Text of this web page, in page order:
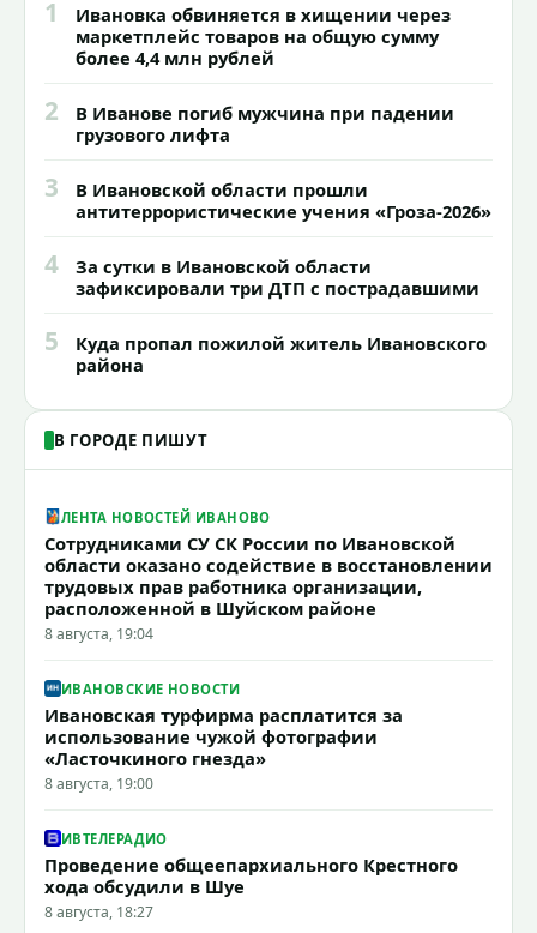
1
Ивановка обвиняется в хищении через
маркетплейс товаров на общую сумму
более 4,4 млн рублей
2
В Иванове погиб мужчина при падении
грузового лифта
3
В Ивановской области прошли
антитеррористические учения «Гроза-2026»
4
За сутки в Ивановской области
зафиксировали три ДТП с пострадавшими
5
Куда пропал пожилой житель Ивановского
района
В ГОРОДЕ ПИШУТ
ЛЕНТА НОВОСТЕЙ ИВАНОВО
Сотрудниками СУ СК России по Ивановской
области оказано содействие в восстановлении
трудовых прав работника организации,
расположенной в Шуйском районе
8 августа, 19:04
ИВАНОВСКИЕ НОВОСТИ
Ивановская турфирма расплатится за
использование чужой фотографии
«Ласточкиного гнезда»
8 августа, 19:00
ИВТЕЛЕРАДИО
Проведение общеепархиального Крестного
хода обсудили в Шуе
8 августа, 18:27